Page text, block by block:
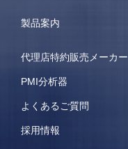
製品案内
代理店特約販売メーカー
PMI分析器
よくあるご質問
採用情報